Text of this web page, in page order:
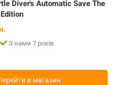
Diver's Automatic Save The
З нами 7 років
в магазин